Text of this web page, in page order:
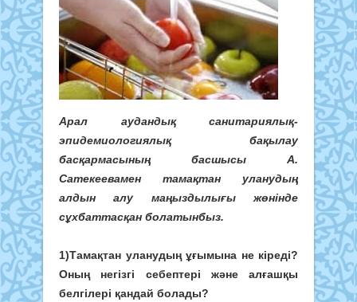
Арал аудандық санитариялық-
эпидемиологиялық бақылау
басқармасының басшысы А.
Сатекеевамен тамақтан уланудың
алдын алу маңыздылығы жөнінде
сұхбаттасқан болатынбыз.
1)Тамақтан уланудың ұғымына не кіреді?
Оның негізгі себептері және алғашқы
белгілері қандай болады?